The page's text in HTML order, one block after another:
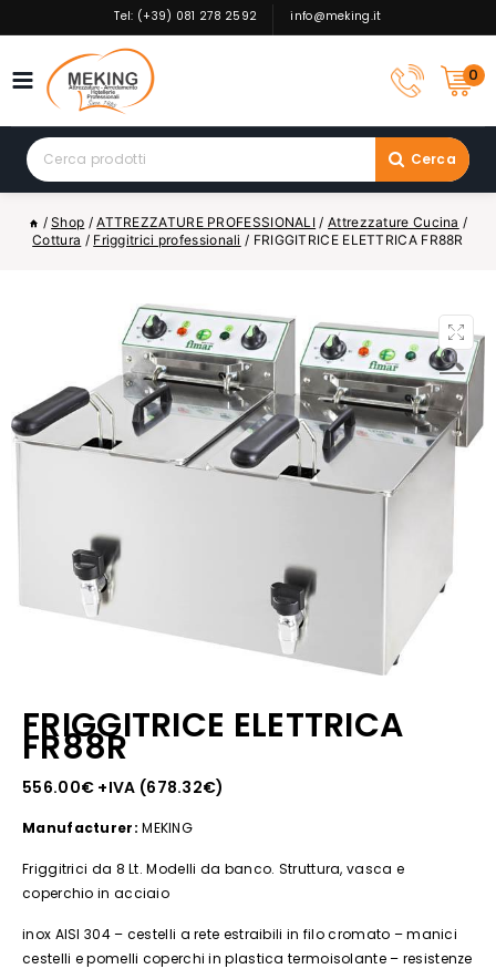
to
Tel: (+39) 081 278 2592 info@meking.it
0
Search
for:
Cerca
/ Shop / ATTREZZATURE PROFESSIONALI / Attrezzature Cucina /
Cottura / Friggitrici professionali / FRIGGITRICE ELETTRICA FR88R
🔍
FRIGGITRICE ELETTRICA
FR88R
556.00€ +IVA (678.32€)
Manufacturer: MEKING
Friggitrici da 8 Lt. Modelli da banco. Struttura, vasca e
coperchio in acciaio
inox AISI 304 – cestelli a rete estraibili in filo cromato – manici
cestelli e pomelli coperchi in plastica termoisolante – resistenze